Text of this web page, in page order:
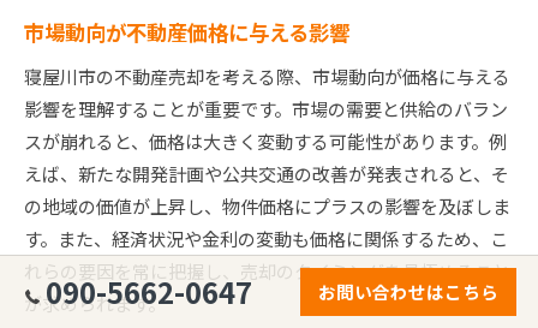
市場動向が不動産価格に与える影響
寝屋川市の不動産売却を考える際、市場動向が価格に与える
影響を理解することが重要です。市場の需要と供給のバラン
スが崩れると、価格は大きく変動する可能性があります。例
えば、新たな開発計画や公共交通の改善が発表されると、そ
の地域の価値が上昇し、物件価格にプラスの影響を及ぼしま
す。また、経済状況や金利の変動も価格に関係するため、こ
れらの要因を常に把握し、売却のタイミングを見極めること
が求められます。
090-5662-0647 お問い合わせはこちら